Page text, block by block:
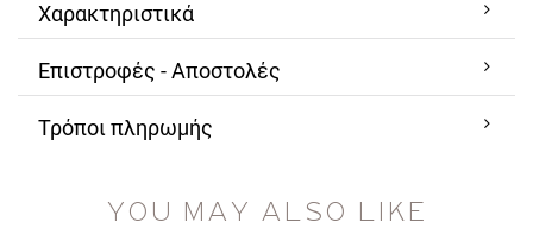
Χαρακτηριστικά
Επιστροφές - Αποστολές
Τρόποι πληρωμής
YOU MAY ALSO LIKE